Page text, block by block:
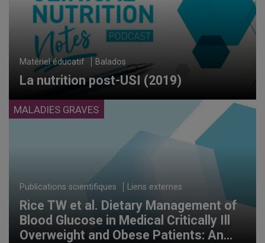
Matériel éducatif Balados
La nutrition post-USI (2019)
MALADIES GRAVES
Publications scientifiques Liens externes
Rice TW et al. Dietary Management of
Blood Glucose in Medical Critically Ill
Overweight and Obese Patients: An